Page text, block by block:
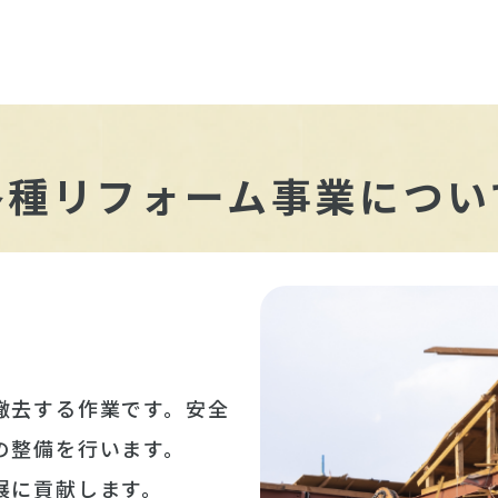
リフォーム事業につ
する作業です。安全
備を行います。
貢献します。